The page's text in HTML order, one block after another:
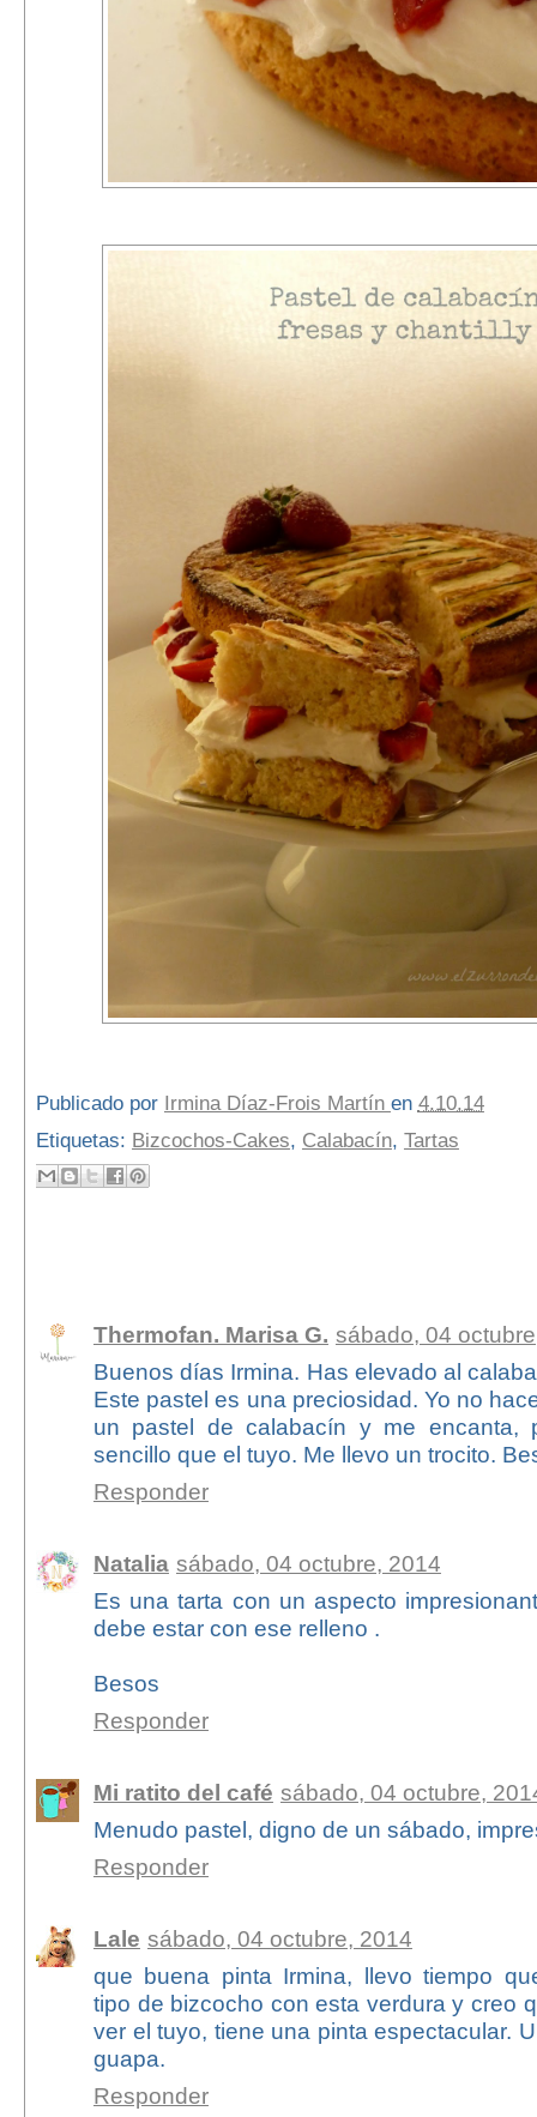
Publicado por Irmina Díaz-Frois Martín en 4.10.14
Etiquetas: Bizcochos-Cakes, Calabacín, Tartas
Thermofan. Marisa G. sábado, 04
Buenos días Irmina. Has elevado al
Este pastel es una preciosidad. Yo no
un pastel de calabacín y me encanta,
sencillo que el tuyo. Me llevo un trocito.
Responder
Natalia sábado, 04 octubre, 2014
Es una tarta con un aspecto
debe estar con ese relleno .
Besos
Responder
Mi ratito del café sábado, 04 octubre,
Menudo pastel, digno de un sábado,
Responder
Lale sábado, 04 octubre, 2014
que buena pinta Irmina, llevo tiempo
tipo de bizcocho con esta verdura y creo
ver el tuyo, tiene una pinta espectacular.
guapa.
Responder